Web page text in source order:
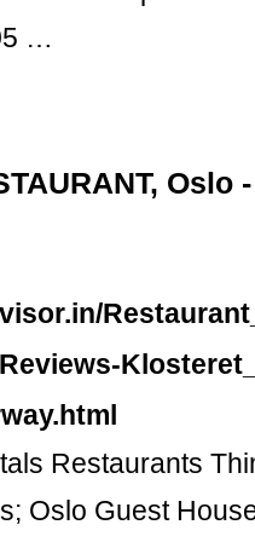
…
Oslo
Restaurants
Oslo Guest